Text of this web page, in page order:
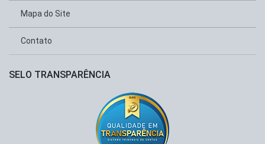
Mapa do Site
Contato
SELO TRANSPARÊNCIA